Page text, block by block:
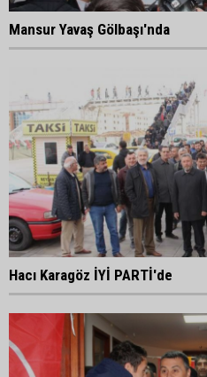
Mansur Yavaş Gölbaşı'nda
Hacı Karagöz İYİ PARTİ'de